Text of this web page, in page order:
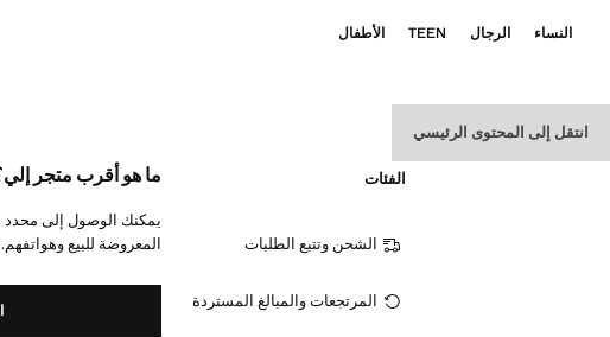
انتقل إلى المحتوى الرئيسي
النساء الرجال TEEN الأطفال
ما هو أقرب متجر
يمكنك الوصول إلى محدد
المعروضة للبيع
الفئات
الشحن وتتبع الطلبات
المرتجعات والمبالغ المستردة